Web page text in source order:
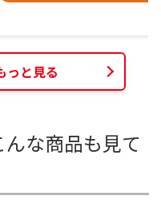
っと見る
な商品も見て